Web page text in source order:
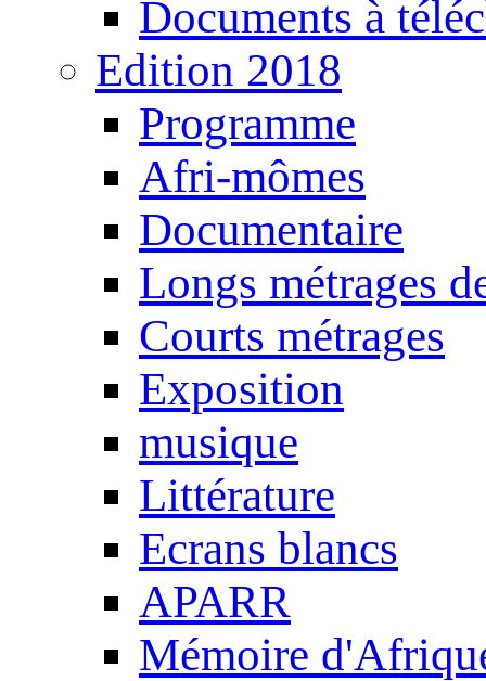
Documents à
Edition 2018
Programme
Afri-mômes
Documentaire
Longs métrages
Courts métrages
Exposition
musique
Littérature
Ecrans blancs
APARR
Mémoire